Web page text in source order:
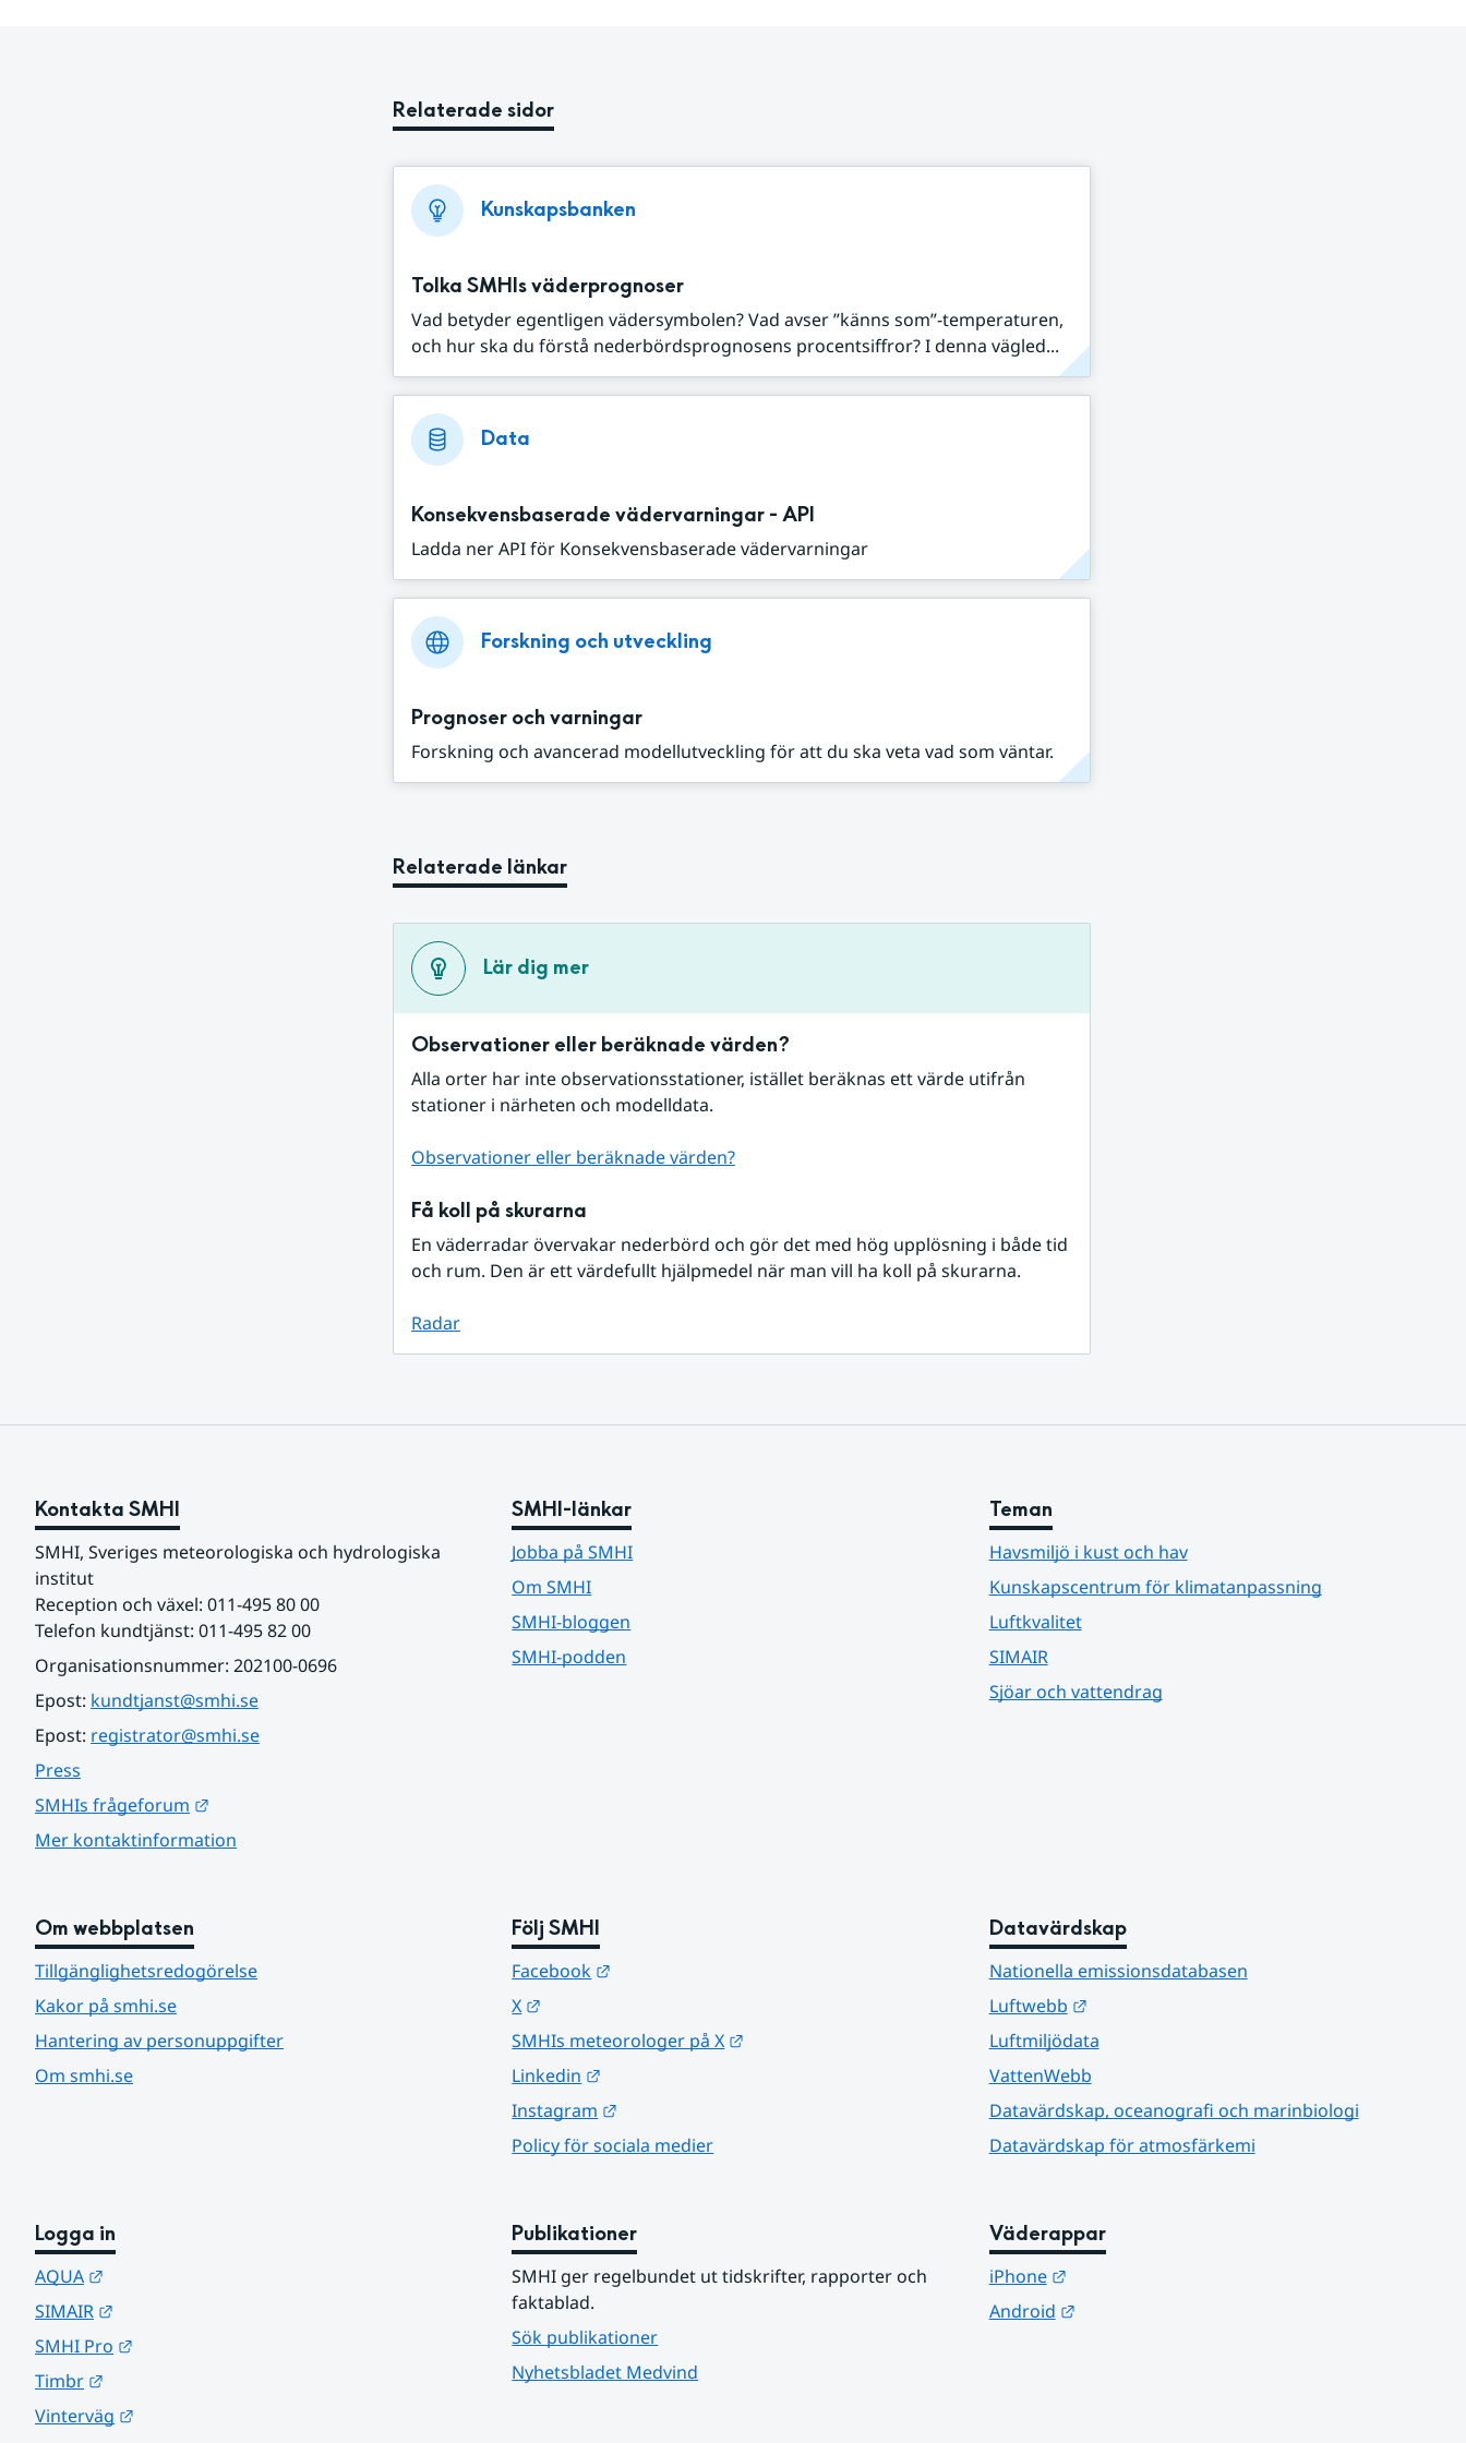
Relaterade sidor
Kunskapsbanken
Tolka SMHIs väderprognoser
Vad betyder egentligen vädersymbolen? Vad avser ”känns som”-temperaturen,
och hur ska du förstå nederbördsprognosens procentsiffror? I denna vägled...
Data
Konsekvensbaserade vädervarningar - API
Ladda ner API för Konsekvensbaserade vädervarningar
Forskning och utveckling
Prognoser och varningar
Forskning och avancerad modellutveckling för att du ska veta vad som väntar.
Relaterade länkar
Lär dig mer
Observationer eller beräknade värden?
Alla orter har inte observationsstationer, istället beräknas ett värde utifrån
stationer i närheten och modelldata.
Observationer eller beräknade värden?
Få koll på skurarna
En väderradar övervakar nederbörd och gör det med hög upplösning i både tid
och rum. Den är ett värdefullt hjälpmedel när man vill ha koll på skurarna.
Radar
Kontakta SMHI
SMHI, Sveriges meteorologiska och hydrologiska
institut
Reception och växel: 011-495 80 00
Telefon kundtjänst: 011-495 82 00
Organisationsnummer: 202100-0696
Epost: kundtjanst@smhi.se
Epost: registrator@smhi.se
Press
SMHIs frågeforum
Mer kontaktinformation
SMHI-länkar
Jobba på SMHI
Om SMHI
SMHI-bloggen
SMHI-podden
Teman
Havsmiljö i kust och hav
Kunskapscentrum för klimatanpassning
Luftkvalitet
SIMAIR
Sjöar och vattendrag
Om webbplatsen
Tillgänglighetsredogörelse
Kakor på smhi.se
Hantering av personuppgifter
Om smhi.se
Följ SMHI
Facebook
X
SMHIs meteorologer på X
Linkedin
Instagram
Policy för sociala medier
Datavärdskap
Nationella emissionsdatabasen
Luftwebb
Länk till annan webbplats.
Luftmiljödata
VattenWebb
Datavärdskap, oceanografi och marinbiologi
Datavärdskap för atmosfärkemi
Logga in
AQUA
SIMAIR
SMHI Pro
Timbr
Vinterväg
Publikationer
SMHI ger regelbundet ut tidskrifter, rapporter och
faktablad.
Sök publikationer
Nyhetsbladet Medvind
Väderappar
iPhone
Länk till annan webbplats.
Android
Länk till annan webbplats.